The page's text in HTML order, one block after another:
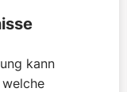
kann